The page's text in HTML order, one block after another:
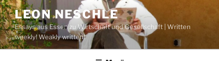
Zum
Inhalt
springen
LEON NESCHLE
Essays aus Essen zu Wirtschaft und Gesellschaft | Written
weekly! Weakly written!